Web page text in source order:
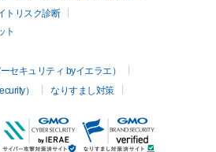
トリスク診断
ト
セキュリティ byイエラエ）
）
なりすまし対策